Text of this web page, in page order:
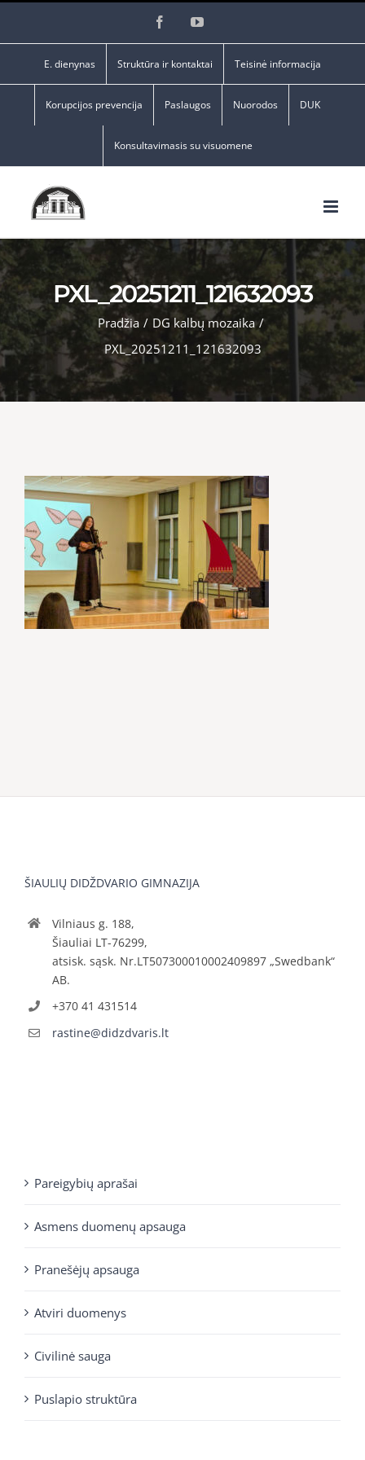
FacebookYouTube
E. dienynas Struktūra ir kontaktai Teisinė informacija
Korupcijos prevencija Paslaugos Nuorodos DUK
Konsultavimasis su visuomene
PXL_20251211_121632093
Pradžia / DG kalbų mozaika /
PXL_20251211_121632093
ŠIAULIŲ DIDŽDVARIO GIMNAZIJA
Vilniaus g. 188,
Šiauliai LT-76299,
atsisk. sąsk. Nr.LT507300010002409897 „Swedbank“
AB.
+370 41 431514
rastine@didzdvaris.lt
Pareigybių aprašai
Asmens duomenų apsauga
Pranešėjų apsauga
Atviri duomenys
Civilinė sauga
Puslapio struktūra